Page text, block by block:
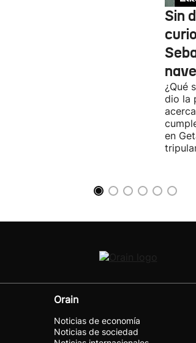
Sin
¿Qué
dio la
en
Orain
Noticias de economía
Noticias de sociedad